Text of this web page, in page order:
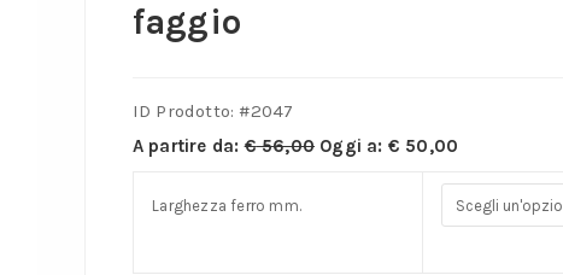
faggio
ID Prodotto: #2047
A partire da:€56,00 Oggi a: € 50,00
Larghezza ferro mm.